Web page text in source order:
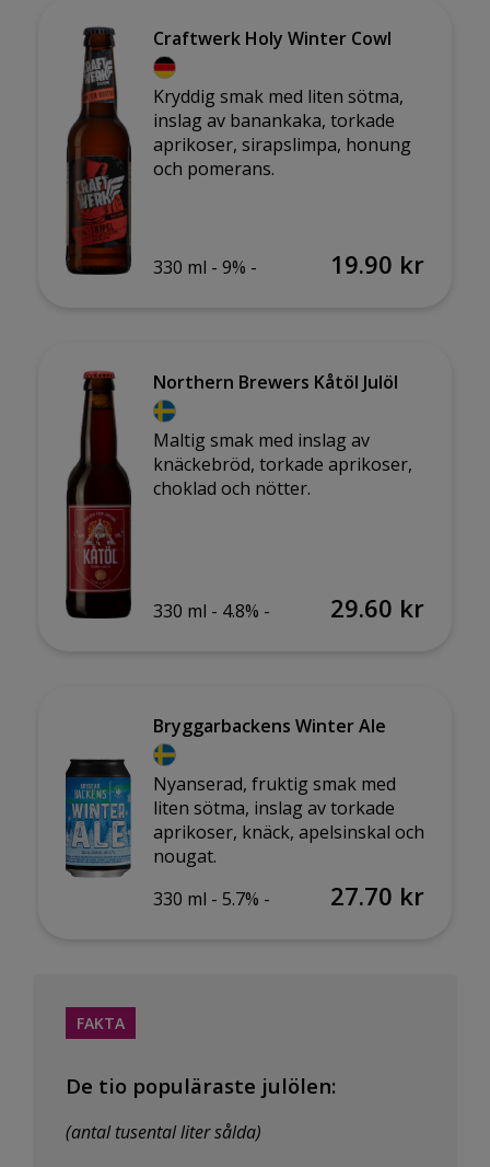
Craftwerk Holy Winter Cowl
Kryddig smak med liten sötma,
inslag av banankaka, torkade
aprikoser, sirapslimpa, honung
och pomerans.
330 ml - 9% - 19.90 kr
Northern Brewers Kåtöl Julöl
Maltig smak med inslag av
knäckebröd, torkade aprikoser,
choklad och nötter.
330 ml - 4.8% - 29.60 kr
Bryggarbackens Winter Ale
Nyanserad, fruktig smak med
liten sötma, inslag av torkade
aprikoser, knäck, apelsinskal och
nougat.
330 ml - 5.7% - 27.70 kr
FAKTA
De tio populäraste julölen:
(antal tusental liter sålda)